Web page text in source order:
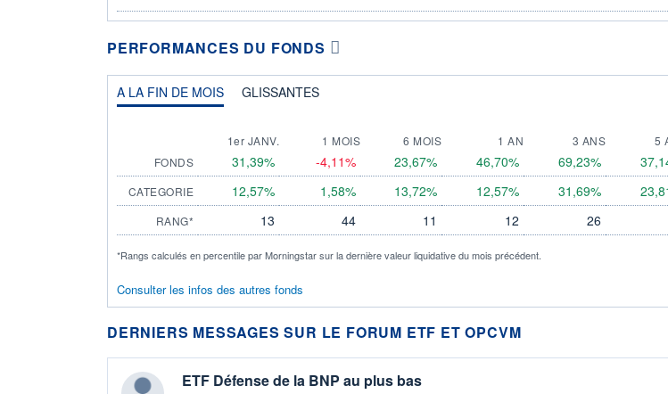
PERFORMANCES DU FONDS
A LA FIN DE MOIS GLISSANTES
1er JANV. 1 MOIS 6 MOIS 1 AN 3 ANS 5
FONDS
31,39% -4,11% 23,67% 46,70% 69,23%
CATEGORIE 12,57% 1,58% 13,72% 12,57% 31,69%
RANG* 13 44 11 12 26
*Rangs calculés en percentile par Morningstar sur la dernière valeur liquidative du mois précédent.
Consulter les infos des autres fonds
DERNIERS MESSAGES SUR LE FORUM ETF ET OPCVM
ETF Défense de la BNP au plus bas